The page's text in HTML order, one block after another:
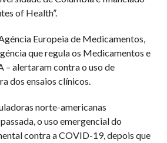
of Health”.
Europeia de Medicamentos,
que regula os Medicamentos e
– alertaram contra o uso de
dos ensaios clínicos.
norte-americanas
o uso emergencial do
contra a COVID-19, depois que